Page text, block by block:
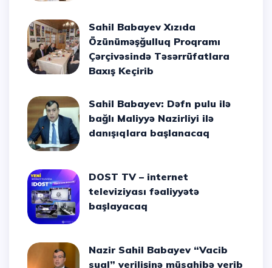
Sahil Babayev Xızıda
Özünüməşğulluq Proqramı
Çərçivəsində Təsərrüfatlara
Baxış Keçirib
Sahil Babayev: Dəfn pulu ilə
bağlı Maliyyə Nazirliyi ilə
danışıqlara başlanacaq
DOST TV – internet
televiziyası fəaliyyətə
başlayacaq
Nazir Sahil Babayev “Vacib
sual” verilişinə müsahibə verib